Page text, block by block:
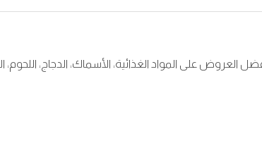
04 مايو 2026 في الكويت. أفضل العروض على المواد الغذائية، الأسماك، الدجاج،